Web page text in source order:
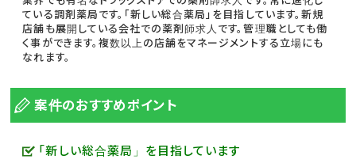
ている調剤薬局です。「新しい総合薬局」を目指しています。新規
店舗も展開している会社での薬剤師求人です。管理職としても働
く事ができます。複数以上の店舗をマネージメントする立場にも
なれます。
案件のおすすめポイント
「新しい総合薬局」を目指しています